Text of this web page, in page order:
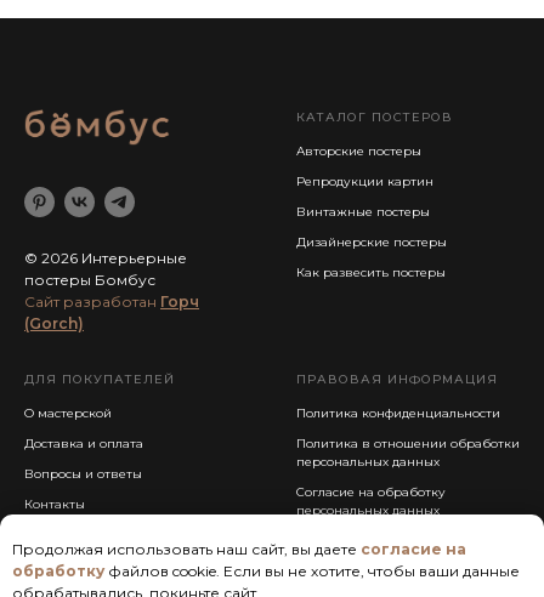
Продолжая использовать наш сайт, вы даете согласие на
обработкуфайлов cookie. Если вы не хотите, чтобы ваши данные
обрабатывались, покиньте сайт.
© 2026 Интерьерные
постеры Бомбус
Cайт разработан Горч
(Gorch)
КАТАЛОГ ПОСТЕРОВ
Авторские постеры
Репродукции картин
Винтажные постеры
Дизайнерские постеры
Как развесить постеры
ДЛЯ ПОКУПАТЕЛЕЙ
О мастерской
Доставка и оплата
Вопросы и ответы
Контакты
ПРАВОВАЯ ИНФОРМАЦИЯ
Политика конфиденциальности
Политика в отношении обработки
персональных данных
Согласие на обработку
персональных данных